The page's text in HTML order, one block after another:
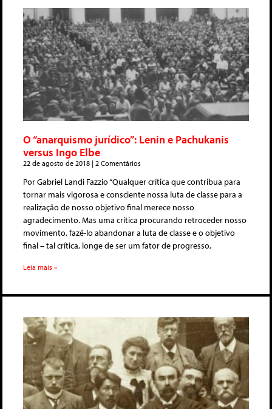
O “anarquismo jurídico”: Lenin e Pachukanis
versus Ingo Elbe
22 de agosto de 2018 2 Comentários
Por Gabriel Landi Fazzio “Qualquer crítica que contribua para
tornar mais vigorosa e consciente nossa luta de classe para a
realização de nosso objetivo final merece nosso
agradecimento. Mas uma crítica procurando retroceder nosso
movimento, fazê-lo abandonar a luta de classe e o objetivo
final – tal crítica, longe de ser um fator de progresso,
Leia mais »